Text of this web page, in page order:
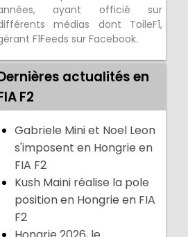
ayant officié sur
médias dont ToileF1,
F1Feeds sur Facebook.
actualités en
F2
Gabriele Mini et Noel Leon
s'imposent en Hongrie en
FIA F2
Kush Maini réalise la pole
position en Hongrie en FIA
F2